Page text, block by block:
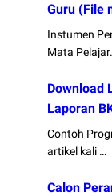
Guru (File
Instumen
Mata
Download
Laporan
Contoh
artikel kali …
Calon